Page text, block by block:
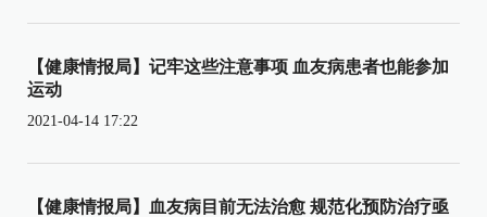
【健康情报局】记牢这些注意事项 血友病患者也能参加
运动
2021-04-14 17:22
【健康情报局】血友病目前无法治愈 规范化预防治疗亟